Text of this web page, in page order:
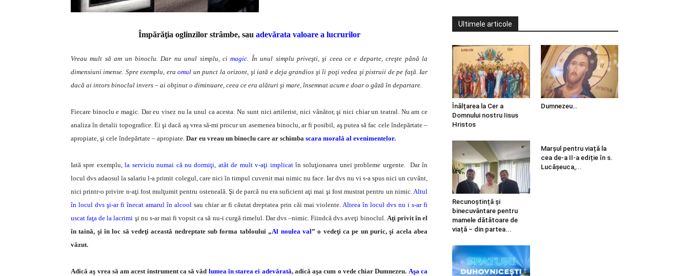
Împărăţia oglinzilor strâmbe, sau adevărata valoare a lucrurilor
Vreau mult să am un binoclu. Dar nu unul simplu, ci magic. În unul simplu priveşti, şi ceea ce e departe, creşte până la
dimensiuni imense. Spre exemplu, eraomul un punct la orizont, şi iată e deja grandios şi îi poţi vedea şi pistruii de pe faţă. Iar
dacă ai intors binoclul invers – ai obţinut o diminuare, ceea ce era alături şi mare, însemnat acum e doar o gâză în departare.
Fiecare binoclu e magic. Dar eu visez nu la unul ca acesta. Nu sunt nici artilerist, nici vânător, şi nici chiar un teatral. Nu am ce
analiza în detalii topografice. Ei şi dacă aş vrea să-mi procur un asemenea binoclu, ar fi posibil, aş putea să fac cele îndepărtate –
apropiate, şi cele îndepărtate – apropiate. Dar eu vreau un binoclu care ar schimba scara morală al evenimentelor.
Iată spre exemplu,la serviciu numai că nu dormiţi, atât de mult v-aţi implicatîn soluţionarea unei probleme urgente. Dar în
locul dvs adaosul la salariu l-a primit colegul, care nici în timpul cuvenit mai nimic nu face. Iar dvs nu vi s-a spus nici un cuvânt,
nici printr-o privire n-aţi fost mulţumit pentru osteneală. Şi de parcă nu era suficient aţi mai şi fost mustrat pentru un nimic.Altul
în locul dvs şi-ar fi înecat amarul în alcoolsau chiar ar fi căutat dreptatea prin căi mai violente.Alteea în locul dvs nu i s-ar fi
uscat faţa de la lacrimi şi nu s-ar mai fi vopsit ca să nu-i curgă rimelul. Dar dvs –nimic. Fiindcă dvs aveţi binoclul. Aţi privit în el
în taină, şi în loc să vedeţi această nedreptate sub forma tabloului „Al noulea val” o vedeţi ca pe un puric, şi acela abea
văzut.
Adică aş vrea să am acest instrument ca să văd lumea în starea ei adevărată, adică aşa cum o vede chiar Dumnezeu. Aşa ca
Ultimele articole
Înălțarea la Cer a
Domnului nostru Iisus
Hristos
Dumnezeu…
Recunoștință și
binecuvântare pentru
mamele dătătoare de
viață – din partea...
Marșul pentru viață la
cea de-a II-a ediție în s.
Lucășeuca,...